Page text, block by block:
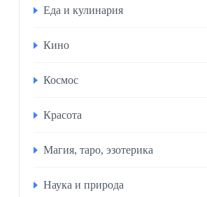
Еда и кулинария
Кино
Космос
Красота
Магия, таро, эзотерика
Наука и природа